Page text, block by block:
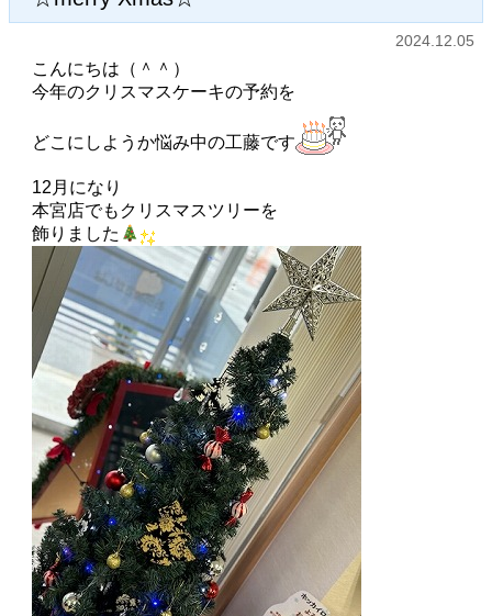
2024.12.05
こんにちは（＾＾）
今年のクリスマスケーキの予約を
どこにしようか悩み中の工藤です
12月になり
本宮店でもクリスマスツリーを
飾りました